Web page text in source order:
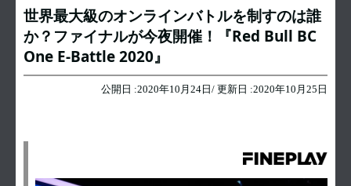
世界最大級のオンラインバトルを制すのは誰
か？ファイナルが今夜開催！『Red Bull BC
One E-Battle 2020』
公開日 :2020年10月24日 / 更新日 :2020年10月25日